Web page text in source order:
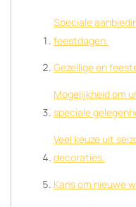
Speciale
feestdagen.
Gezellige en
Mogelijkheid om
speciale
Veel keuze uit
decoraties.
Kans om nieuwe